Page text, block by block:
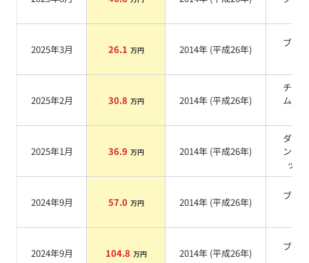
2025年3月 26.1 万円 2014年 (平成26年)
ブラ
2025年2月 30.8 万円 2014年 (平成26年)
チタ
ムカ
2025年1月 36.9 万円 2014年 (平成26年)
ダイ
ンド
ック
2024年9月 57.0 万円 2014年 (平成26年)
ブラ
2024年9月 104.8 万円 2014年 (平成26年)
ブラ